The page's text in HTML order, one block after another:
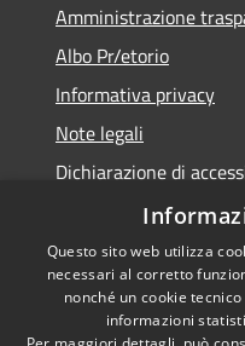
Amministrazione
Albo Pr/etorio
Informativa privacy
Note legali
Dichiarazione di
Obiettivi di
RSS
Questo sito web utilizza
necessari al corretto
nonché un cookie
informazioni